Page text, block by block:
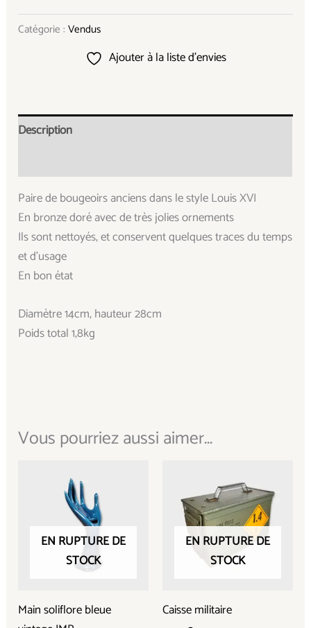
Catégorie :Vendus
Ajouter à la liste d’envies
Description
Paire de bougeoirs anciens dans le style Louis XVI
En bronze doré avec de très jolies ornements
Ils sont nettoyés, et conservent quelques traces du temps
et d’usage
En bon état
Diamètre 14cm, hauteur 28cm
Poids total 1,8kg
Vous pourriez aussi aimer...
EN RUPTURE DE
STOCK
Main soliflore bleue
EN RUPTURE DE
STOCK
Caisse militaire